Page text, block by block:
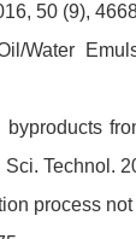
50 (9),
Water
Technol.
process